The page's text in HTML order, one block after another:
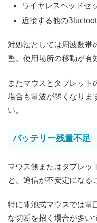
ワイヤレスヘッドセ
近接する他の
対処法としては周波数帯
整、使用場所の移動が有
またマウスとタブレット
場合も電波が弱くなりま
い。
バッテリー残量不足
マウス側またはタブレッ
と、通信が不安定になる
特に電池式マウスでは電
な切断を招く場合が多い